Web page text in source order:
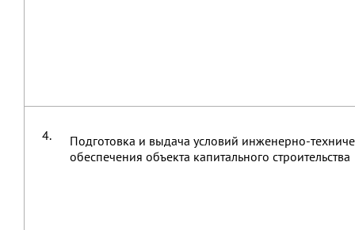
4.
Подготовка и выдача условий инженерно-
обеспечения объекта капитального строительства